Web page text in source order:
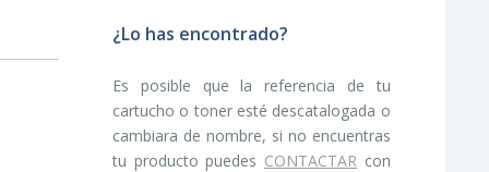
¿Lo has encontrado?
Es posible que la referencia de tu
cartucho o toner esté descatalogada o
cambiara de nombre, si no encuentras
tu producto puedes CONTACTAR con